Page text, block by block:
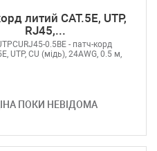
литий САТ.5E, UTP,
RJ45,...
ПОКИ НЕВІДОМА
0.5BE - патч-корд
UTP, CU (мідь), 24AWG, 0.5 м,